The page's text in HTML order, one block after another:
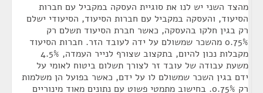
מהצד השני יש לנו את סוגיית העסקה במקביל עם חברות
הסיעוד, והעסקה במקביל עם חברות הסיעוד, הסיעודי ישלם
רק בגין חלקו בהעסקה, כאשר חברת הסיעוד תשלם רק
0.75% מהשכר שמשולם על ידה לעובד הזר. חברות הסיעוד
מקבלות נכון להיום, בתקצוב שצורף לנייר העמדה, 4.5%
משעת עבודה של עובד זר לצורך תשלום ביטוח לאומי על
ידם בגין השכר שמשולם לו על ידם, כאשר בפועל הן משלמות
רק 0.75%. בחישוב מתמטי פשוט עם נתונים מאוד מינוריים